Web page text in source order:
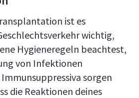
ist es
wichtig,
Hygieneregeln beachtest,
von Infektionen
sorgen
die Reaktionen deines